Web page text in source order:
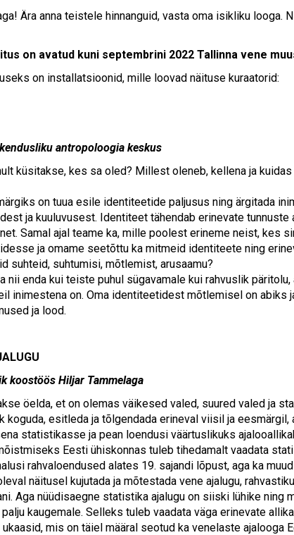
Ära anna teistele hinnanguid, vasta oma isikliku looga.
on avatud kuni septembrini 2022 Tallinna vene
on installatsioonid, mille loovad näituse kuraatorid:
antropoloogia keskus
küsitakse, kes sa oled? Millest oleneb, kellena ja
on tuua esile identiteetide paljusus ning ärgitada
ja kuuluvusest. Identiteet tähendab erinevate
Samal ajal teame ka, mille poolest erineme neist, kes
ja omame seetõttu ka mitmeid identiteete ning
suhteid, suhtumisi, mõtlemist, arusaamu?
nii enda kui teiste puhul sügavamale kui rahvuslik
inimestena on. Oma identiteetidest mõtlemisel on
ja lood.
koostöös Hiljar Tammelaga
öelda, et on olemas väikesed valed, suured valed ja
koguda, esitleda ja tõlgendada erineval viisil ja
statistikasse ja pean loendusi väärtuslikuks
Eesti ühiskonnas tuleb tihedamalt vaadata
rahvaloendused alates 19. sajandi lõpust, aga ka
näitusel kujutada ja mõtestada vene ajalugu,
Aga nüüdisaegne statistika ajalugu on siiski lühike
kaugemale. Selleks tuleb vaadata väga erinevate
mis on täiel määral seotud ka venelaste ajalooga